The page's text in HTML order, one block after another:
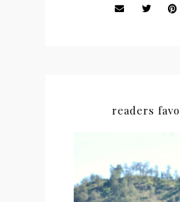
readers